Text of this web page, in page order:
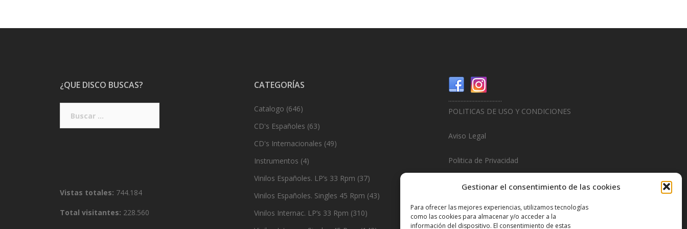
Gestionar el consentimiento de las cookies
Para ofrecer las mejores experiencias, utilizamos tecnologías
como las cookies para almacenar y/o acceder a la
información del dispositivo. El consentimiento de estas
¿QUE DISCO BUSCAS?
Vistas totales: 744.184
Total visitantes: 228.560
CATEGORÍAS
Catalogo (646)
CD's Españoles (63)
CD's Internacionales (49)
Instrumentos (4)
Vinilos Españoles. LP’s 33 Rpm (37)
Vinilos Españoles. Singles 45 Rpm (43)
Vinilos Internac. LP’s 33 Rpm (310)
...................................
POLITICAS DE USO Y CONDICIONES
Aviso Legal
Politica de Privacidad
Politica de Cookies
Design & Promotions ByHitred.com